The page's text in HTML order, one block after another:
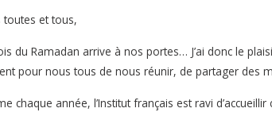
toutes et tous,
du Ramadan arrive à nos portes… J’ai donc le
pour nous tous de nous réunir, de partager des
chaque année, l’Institut français est ravi